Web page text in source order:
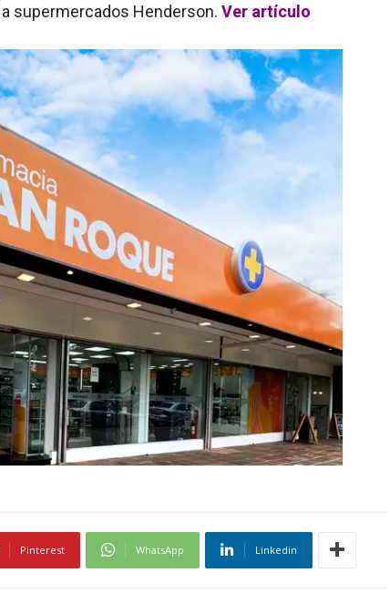
supermercados Henderson. Ver artículo
Pinterest WhatsApp Linkedin